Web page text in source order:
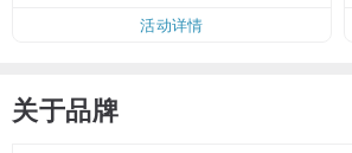
活动详情
关于品牌